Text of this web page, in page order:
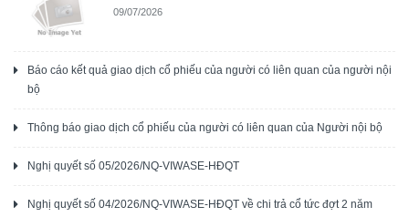
09/07/2026
Báo cáo kết quả giao dịch cổ phiếu của người có liên quan của người nội
bộ
Thông báo giao dịch cổ phiếu của người có liên quan của Người nội bộ
Nghị quyết số 05/2026/NQ-VIWASE-HĐQT
Nghị quyết số 04/2026/NQ-VIWASE-HĐQT về chi trả cổ tức đợt 2 năm